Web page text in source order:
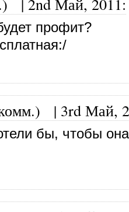
профит?
| 3rd Май,
бы, чтобы